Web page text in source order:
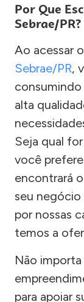
Por Que
Sebrae/PR?
Ao acessar
Sebrae/PR,
alta
Seja qual
você
encontrará
seu negócio
por nossas
temos a
Não
para apoiar